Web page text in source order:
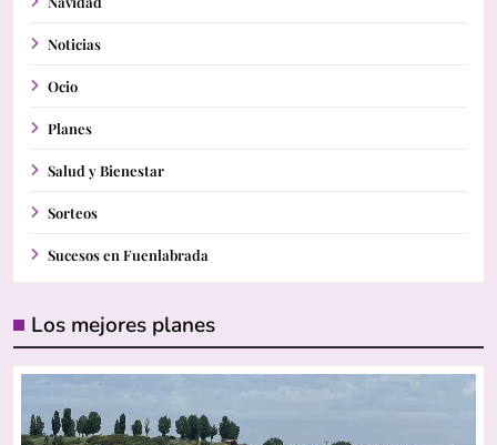
Noticias
Ocio
Planes
Salud y Bienestar
Sorteos
Sucesos en Fuenlabrada
Los mejores planes